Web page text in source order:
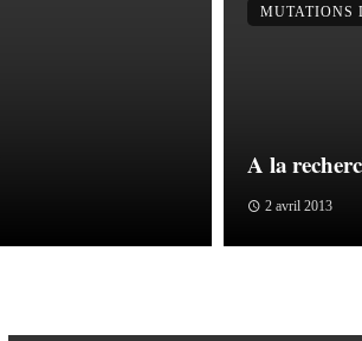
A la
2 avril 2013
MUTATIONS